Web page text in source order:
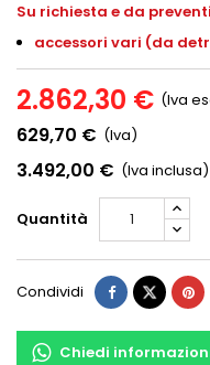
Su richiesta e da
accessori vari (da
2.862,30 € (Iva
629,70 € (Iva)
3.492,00 € (Iva inclusa)
Quantità
Condividi
Chiedi